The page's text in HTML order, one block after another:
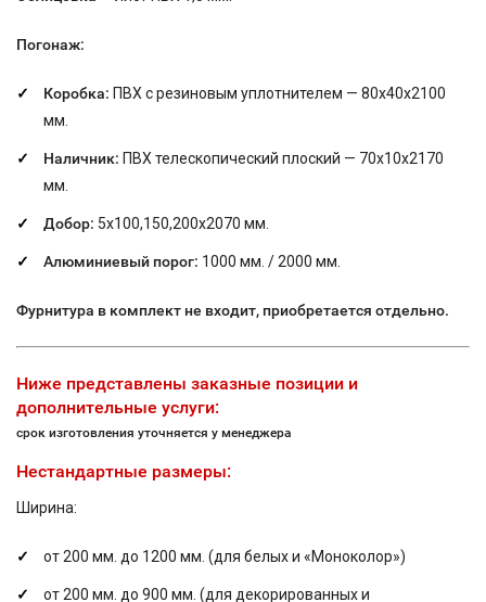
Погонаж:
Коробка: ПВХ с резиновым уплотнителем — 80х40х2100
мм.
Наличник: ПВХ телескопический плоский — 70х10х2170
мм.
Добор: 5х100,150,200х2070 мм.
Алюминиевый порог: 1000 мм. / 2000 мм.
Фурнитура в комплект не входит, приобретается отдельно.
Ниже представлены заказные позиции и
дополнительные услуги:
срок изготовления уточняется у менеджера
Нестандартные размеры:
Ширина:
от 200 мм. до 1200 мм. (для белых и «Моноколор»)
от 200 мм. до 900 мм. (для декорированных и